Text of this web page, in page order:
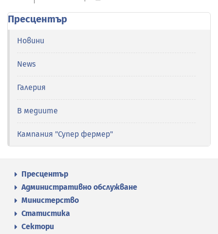
Пресцентър
Новини
News
Галерия
В медиите
Кампания "Супер фермер"
Пресцентър
Административно обслужване
Министерство
Статистика
Сектори